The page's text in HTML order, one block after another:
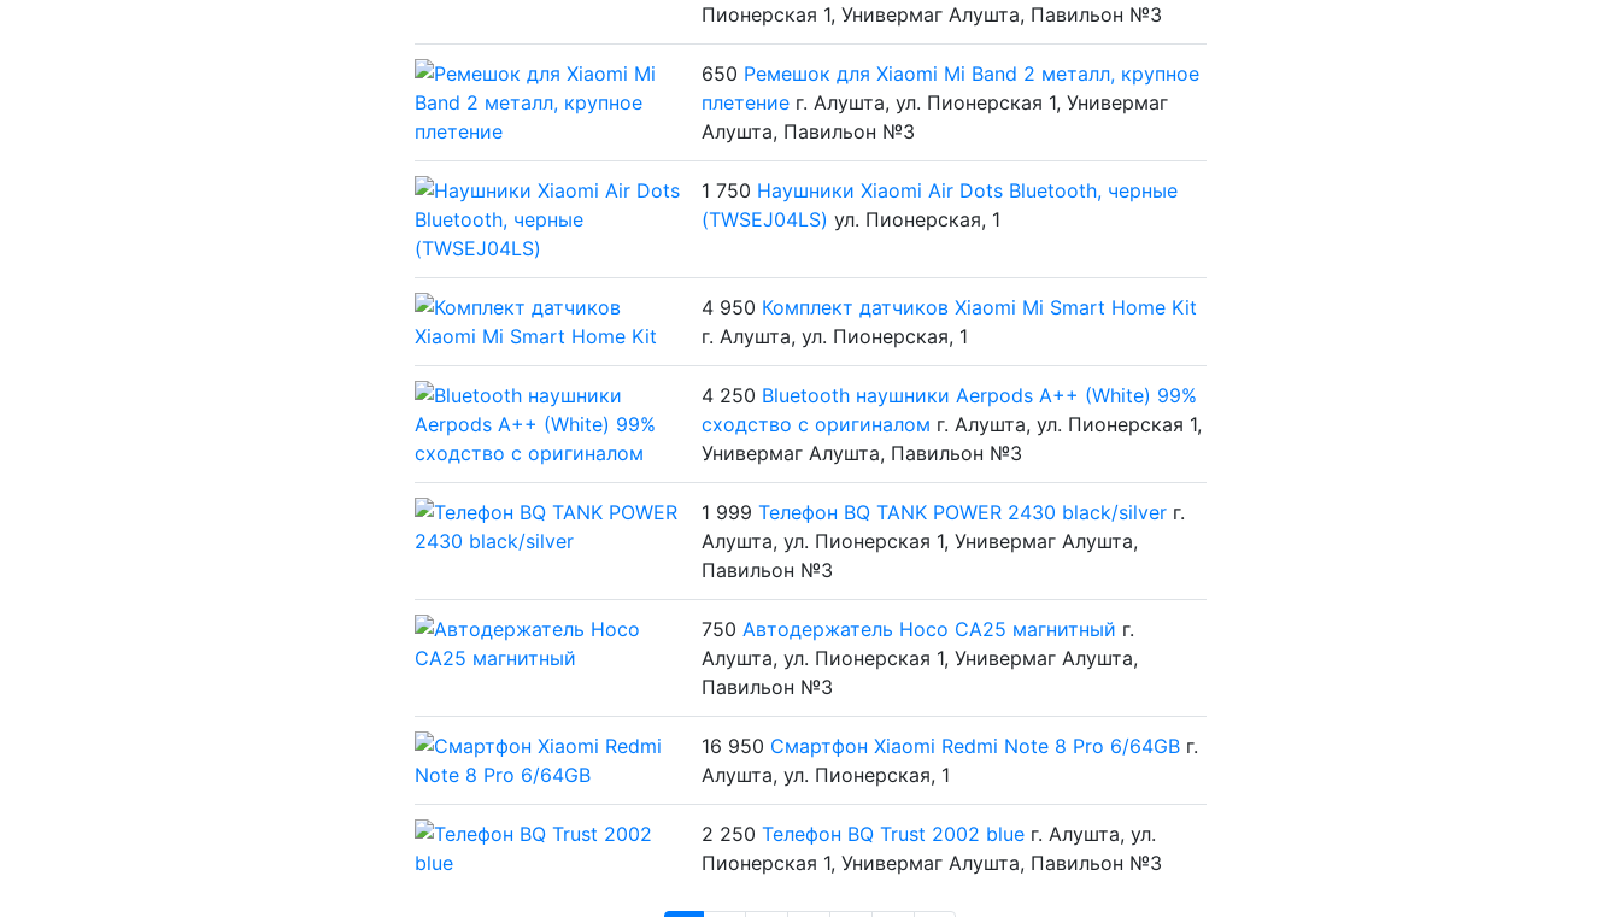
Пионерская 1, Универмаг Алушта, Павильон №3
650 Ремешок для Xiaomi Mi Band 2 металл, крупное
плетение г. Алушта, ул. Пионерская 1, Универмаг
Алушта, Павильон №3
1 750 Наушники Xiaomi Air Dots Bluetooth, черные
(TWSEJ04LS) ул. Пионерская, 1
4 950 Комплект датчиков Xiaomi Mi Smart Home Kit
г. Алушта, ул. Пионерская, 1
4 250 Bluetooth наушники Aerpods A++ (White) 99%
сходство с оригиналом г. Алушта, ул. Пионерская 1,
Универмаг Алушта, Павильон №3
1 999 Телефон BQ TANK POWER 2430 black/silver г.
Алушта, ул. Пионерская 1, Универмаг Алушта,
Павильон №3
750 Автодержатель Hoco CA25 магнитный г.
Алушта, ул. Пионерская 1, Универмаг Алушта,
Павильон №3
16 950 Смартфон Xiaomi Redmi Note 8 Pro 6/64GB г.
Алушта, ул. Пионерская, 1
2 250 Телефон BQ Trust 2002 blue г. Алушта, ул.
Пионерская 1, Универмаг Алушта, Павильон №3